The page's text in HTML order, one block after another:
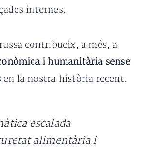
internes.
contribueix, a més, a
i humanitària sense
en la nostra història recent.
escalada
alimentària i